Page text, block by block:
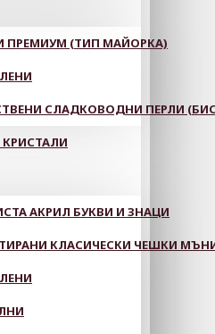
ПРЕМИУМ (ТИП МАЙОРКА)
СЛАДКОВОДНИ ПЕРЛИ
АКРИЛ БУКВИ И ЗНАЦИ
КЛАСИЧЕСКИ ЧЕШКИ